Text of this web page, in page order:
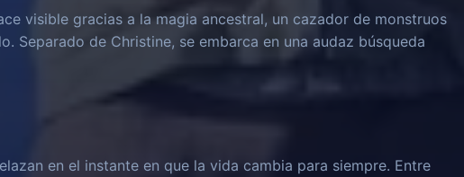
visible gracias a la magia ancestral, un cazador de monstruos
Separado de Christine, se embarca en una audaz búsqueda
en el instante en que la vida cambia para siempre. Entre